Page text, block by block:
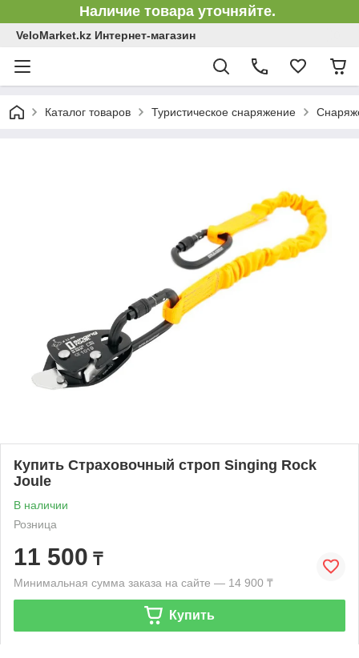
Наличие товара уточняйте.
VeloMarket.kz Интернет-магазин
Каталог товаров Туристическое снаряжение
Купить Страховочный строп Singing Rock
Joule
В наличии
Розница
11 500 ₸
Минимальная сумма заказа на сайте — 14 900 ₸
Купить